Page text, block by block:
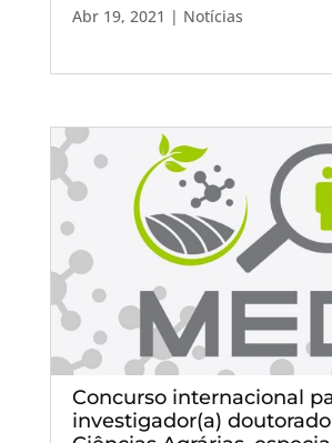
Abr 19, 2021 | Notícias
Concurso internacional
investigador(a)